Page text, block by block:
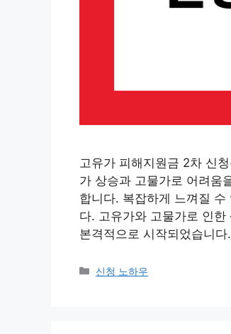
고유가 피해지원금 2차 신
가 상승과 고물가로 어려움
합니다. 복잡하게 느껴질
다. 고유가와 고물가로 인
본격적으로 시작되었습니
카
신청 노하우